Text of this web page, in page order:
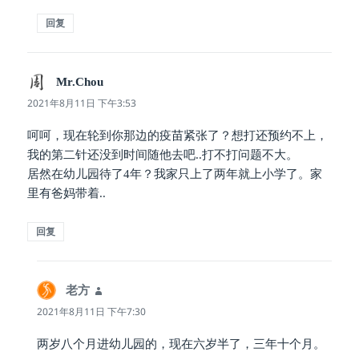
回复
Mr.Chou
道：
2021年8月11日 下午3:53
呵呵，现在轮到你那边的疫苗紧张了？想打还预约不上，
我的第二针还没到时间随他去吧..打不打问题不大。
居然在幼儿园待了4年？我家只上了两年就上小学了。家
里有爸妈带着..
回复
老方
道：
2021年8月11日 下午7:30
两岁八个月进幼儿园的，现在六岁半了，三年十个月。